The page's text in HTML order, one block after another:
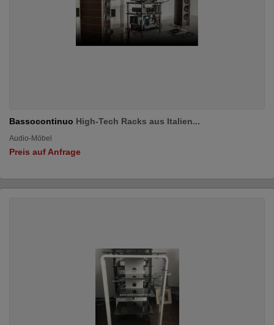
Bassocontinuo High-Tech Racks aus Italien...
Audio-Möbel
Preis auf Anfrage